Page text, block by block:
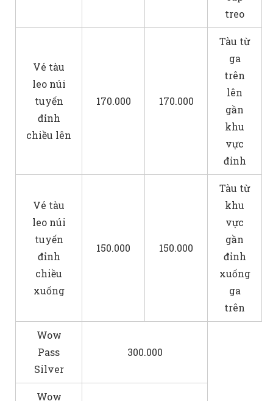
treo
Vé tàu
leo núi
tuyến
đỉnh
chiều lên
170.000 170.000
Tàu từ
ga
trên
lên
gần
khu
vực
đỉnh
Vé tàu
leo núi
tuyến
đỉnh
chiều
xuống
150.000 150.000
Tàu từ
khu
vực
gần
đỉnh
xuống
ga
trên
Wow
Pass
Silver
300.000
Wow